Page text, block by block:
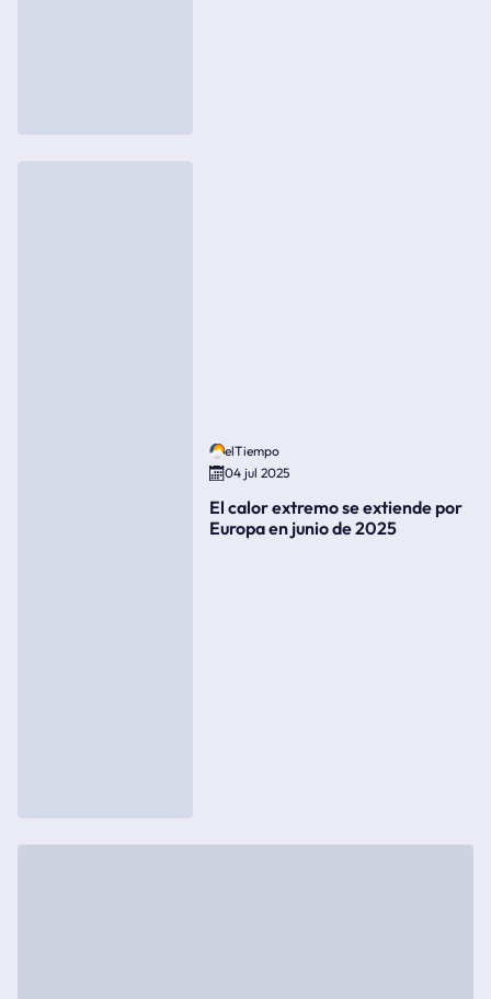
elTiempo
04 jul 2025
El calor extremo se extiende por
Europa en junio de 2025